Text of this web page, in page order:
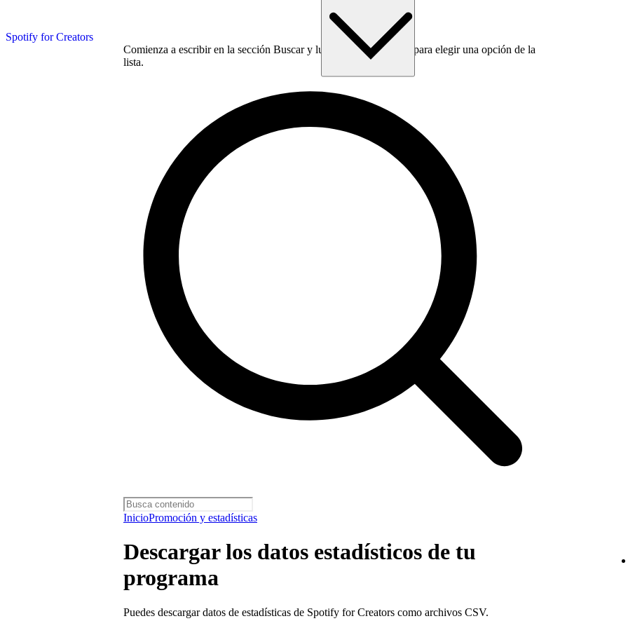
Spotify for Creators
Comienza a escribir en la sección Buscar y luego usa la tecla Tab para elegir una opción de la
lista.
InicioPromoción y estadísticas
Descargar los datos estadísticos de tu
programa
Puedes descargar datos de estadísticas de Spotify for Creators como archivos CSV.